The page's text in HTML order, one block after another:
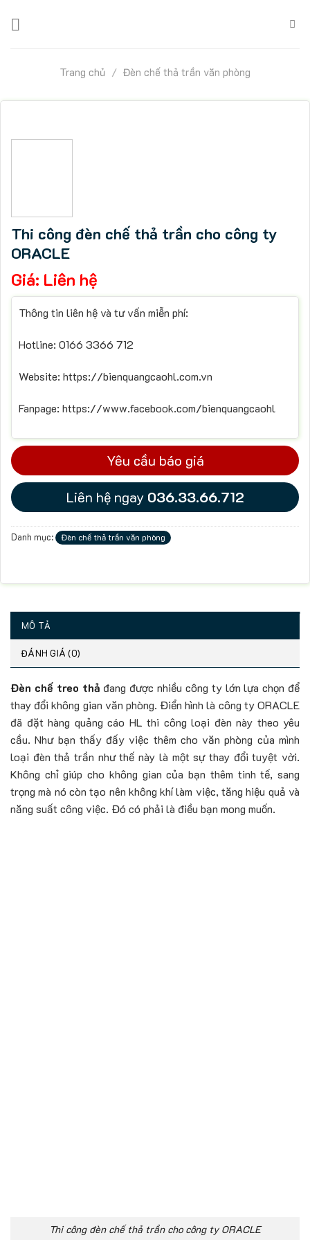
Trang chủ / Đèn chế thả trần văn phòng
Thi công đèn chế thả trần cho công ty
ORACLE
Giá: Liên hệ
Thông tin liên hệ và tư vấn miễn phí:
Hotline: 0166 3366 712
Website: https://bienquangcaohl.com.vn
Fanpage: https://www.facebook.com/bienquangcaohl
Yêu cầu báo giá
Liên hệ ngay 036.33.66.712
Danh mục: Đèn chế thả trần văn phòng
MÔ TẢ
ĐÁNH GIÁ (0)
Đèn chế treo thả đang được nhiều công ty lớn lựa chọn để
thay đổi không gian văn phòng. Điển hình là công ty ORACLE
đã đặt hàng quảng cáo HL thi công loại đèn này theo yêu
cầu. Như bạn thấy đấy việc thêm cho văn phòng của mình
loại đèn thả trần như thế này là một sự thay đổi tuyệt vời.
Không chỉ giúp cho không gian của bạn thêm tinh tế, sang
trọng mà nó còn tạo nên không khí làm việc, tăng hiệu quả và
năng suất công việc. Đó có phải là điều bạn mong muốn.
Thi công đèn chế thả trần cho công ty ORACLE